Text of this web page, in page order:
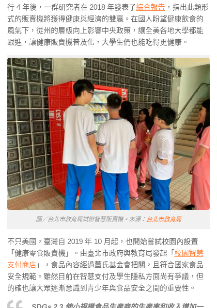
行 4 年後，一群研究者在 2018 年發表了綜合報告 ，指出此類形
式的販賣機將獲得健康與經濟的雙贏。在國人盼望健康飲食的
風氣下，從州的層級向上影響中央政策，讓全美各地大學都能
跟進，讓健康販賣機普及化，大學生們也能吃得更健康。
圖／台北市教育局試辦智慧販賣機。來源： 台北市教育局
不只美國，臺灣自 2019 年 10 月起，也開始嘗試校園內設置
「健康零食販賣機」。由臺北市政府與教育局發起「 校園智慧
支付商店 」，食品內容經過董氏基金會把關，且符合國家食品
安全規範。雖然目前在智慧支付及學生隱私方面尚有爭議，但
的確也讓大眾逐漸意識到青少年與食品安全之間的重要性。